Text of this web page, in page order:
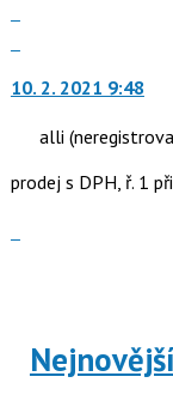
klávesy
pro
a
další
názor.
navigaci
pro
následující
10. 2. 2021 9:48
alli
prodej s DPH, ř. 1